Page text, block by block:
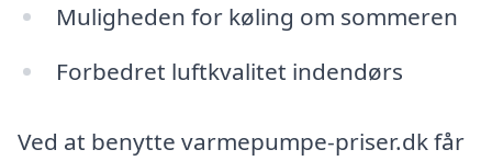
Muligheden for køling om sommeren
Forbedret luftkvalitet indendørs
Ved at benytte varmepumpe-priser.dk får